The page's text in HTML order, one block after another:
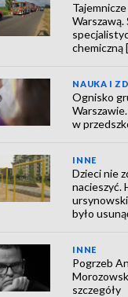
Warszawą.
chemiczną
NAUKA I
Ognisko
w
INNE
Dzieci nie
nacieszyć.
było
INNE
Pogrzeb
szczegóły